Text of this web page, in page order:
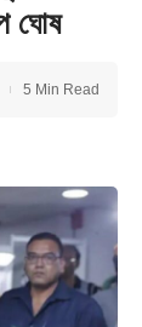
ঘোষ
5 Min Read